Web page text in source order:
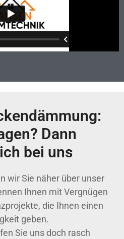
Dann
bei uns
wir Sie näher über unser
Ihnen mit Vergnügen
die Ihnen einen
geben.
Sie uns doch rasch